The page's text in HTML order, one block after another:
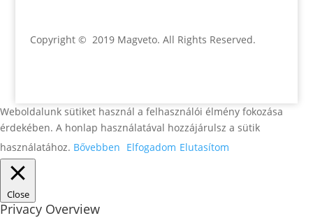
Copyright © 2019 Magveto. All Rights Reserved.
Weboldalunk sütiket használ a felhasználói élmény fokozása
érdekében. A honlap használatával hozzájárulsz a sütik
használatához. Bővebben Elfogadom Elutasítom
Close
Privacy Overview